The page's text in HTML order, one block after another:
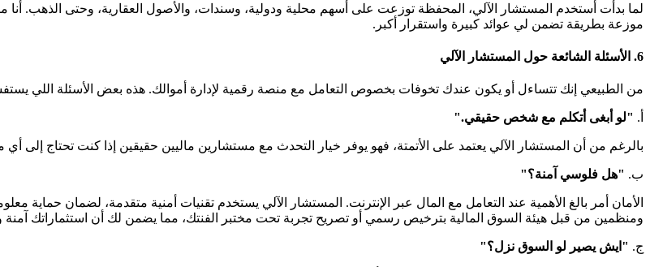
لما بدأت أستخدم المستشار الآلي، المحفظة توزعت على أسهم محلية ودولية، وسندات، والأصول العقارية، وحتى الذهب.
موزعة بطريقة تضمن لي عوائد كبيرة واستقرار أكبر.
6. الأسئلة الشائعة حول المستشار الآلي
من الطبيعي إنك تتساءل أو يكون عندك تخوفات بخصوص التعامل مع منصة رقمية لإدارة أموالك. هذه بعض الأسئلة اللي
أ. "لو أبغى أتكلم مع شخص حقيقي."
بالرغم من أن المستشار الآلي يعتمد على الأتمتة، فهو يوفر خيار التحدث مع مستشارين ماليين حقيقين إذا كنت تحتاج إلى
ب. "هل فلوسي آمنة؟"
الأمان أمر بالغ الأهمية عند التعامل مع المال عبر الإنترنت. المستشار الآلي يستخدم تقنيات أمنية متقدمة، لضمان حماية
ومنظمين من قبل هيئة السوق المالية بترخيص رسمي أو تصريح تجربة تحت مختبر الفنتك، مما يضمن لك أن استثماراتك آمنة
ج. "ايش يصير لو السوق نزل؟"